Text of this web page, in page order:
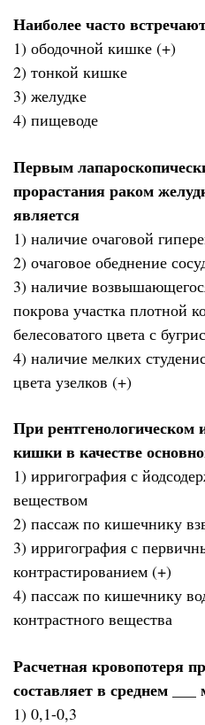
Наиболее часто
1) ободочной кишке (+)
2) тонкой кишке
3) желудке
4) пищеводе
Первым
прорастания раком
является
1) наличие очаговой
2) очаговое обеднение
3) наличие
покрова участка плотной
белесоватого цвета с
4) наличие мелких
цвета узелков (+)
При рентгенологическом
кишки в качестве
1) ирригография с
веществом
2) пассаж по кишечнику
3) ирригография с
контрастированием (+)
4) пассаж по кишечнику
контрастного вещества
Расчетная кровопотеря
составляет в среднем
1) 0,1-0,3